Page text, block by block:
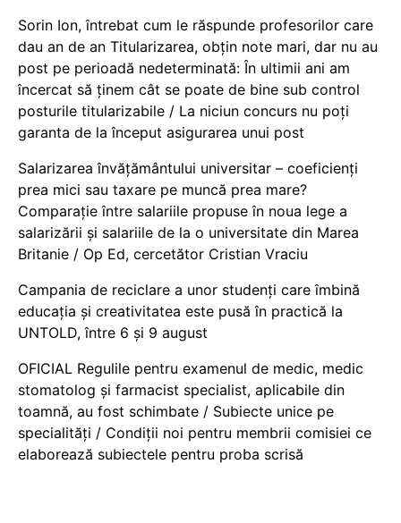
Sorin Ion, întrebat cum le răspunde profesorilor care
dau an de an Titularizarea, obțin note mari, dar nu au
post pe perioadă nedeterminată: În ultimii ani am
încercat să ținem cât se poate de bine sub control
posturile titularizabile / La niciun concurs nu poți
garanta de la început asigurarea unui post
Salarizarea învățământului universitar – coeficienți
prea mici sau taxare pe muncă prea mare?
Comparație între salariile propuse în noua lege a
salarizării și salariile de la o universitate din Marea
Britanie / Op Ed, cercetător Cristian Vraciu
Campania de reciclare a unor studenți care îmbină
educația și creativitatea este pusă în practică la
UNTOLD, între 6 și 9 august
OFICIAL Regulile pentru examenul de medic, medic
stomatolog și farmacist specialist, aplicabile din
toamnă, au fost schimbate / Subiecte unice pe
specialități / Condiții noi pentru membrii comisiei ce
elaborează subiectele pentru proba scrisă